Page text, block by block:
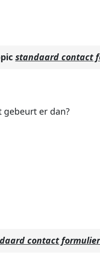
standaard contact
gebeurt er dan?
contact